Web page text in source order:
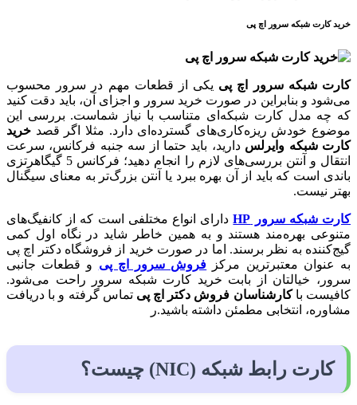
خرید کارت شبکه سرور اچ پی
کارت شبکه سرور اچ پی یکی از قطعات مهم در سرور محسوب
می‌شود و بنابراین در صورت خرید سرور و اجزای آن، باید دقت کنید
که چه مدل کارت شبکه‌ای متناسب با نیاز شماست. بررسی این
موضوع خودش ریزه‌کاری‌های گسترده‌ای دارد. مثلا اگر قصد خرید
کارت شبکه وایرلس دارید، باید حتما از سه جنبه فرکانس، سرعت
انتقال و آنتن بررسی‌های لازم را انجام دهید؛ فرکانس 5 گیگاهرتزی
باندی است که باید از آن بهره ببرد یا آنتن بزرگ‌تر به معنای سیگنال
بهتر نیست.
کارت شبکه سرور HP
دارای انواع مختلفی است که از کانفیگ‌های
متنوعی بهره‌مند هستند و به همین خاطر شاید در نگاه اول کمی
گیج‌کننده به نظر برسند. اما در صورت خرید از فروشگاه دکتر اچ پی
به عنوان معتبرترین مرکز فروش سرور اچ پی و قطعات جانبی
سرور، خیالتان از بابت خرید کارت شبکه سرور راحت می‌شود.
کافیست باکارشناسان فروش دکتر اچ پی تماس گرفته و با دریافت
مشاوره، انتخابی مطمئن داشته باشید.ر
کارت رابط شبکه (NIC) چیست؟